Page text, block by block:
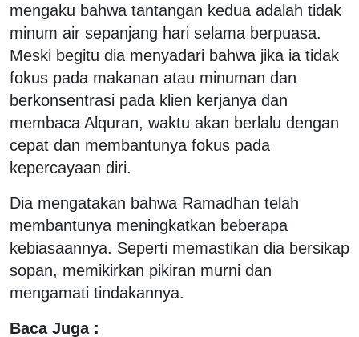
mengaku bahwa tantangan kedua adalah tidak
minum air sepanjang hari selama berpuasa.
Meski begitu dia menyadari bahwa jika ia tidak
fokus pada makanan atau minuman dan
berkonsentrasi pada klien kerjanya dan
membaca Alquran, waktu akan berlalu dengan
cepat dan membantunya fokus pada
kepercayaan diri.
Dia mengatakan bahwa Ramadhan telah
membantunya meningkatkan beberapa
kebiasaannya. Seperti memastikan dia bersikap
sopan, memikirkan pikiran murni dan
mengamati tindakannya.
Baca Juga :